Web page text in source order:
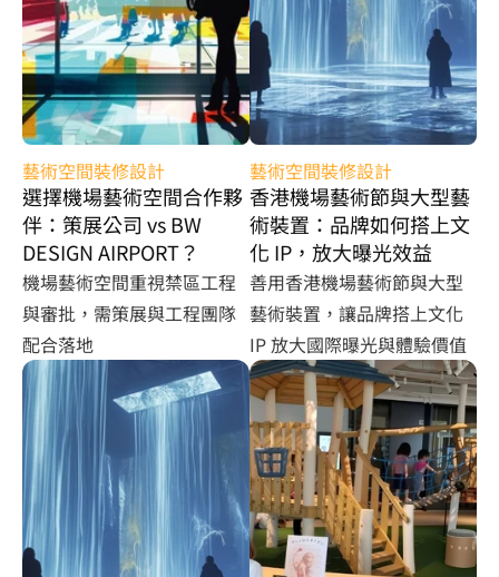
藝術空間裝修設計
選擇機場藝術空間合作夥
伴：策展公司 vs BW
DESIGN AIRPORT？
機場藝術空間重視禁區工程
與審批，需策展與工程團隊
配合落地
藝術空間裝修設計
香港機場藝術節與大型藝
術裝置：品牌如何搭上文
化 IP，放大曝光效益
善用香港機場藝術節與大型
藝術裝置，讓品牌搭上文化
IP 放大國際曝光與體驗價值